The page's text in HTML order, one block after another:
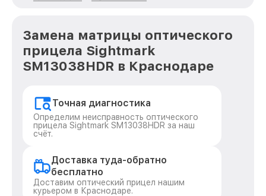
Замена матрицы оптического
прицела Sightmark
SM13038HDR в Краснодаре
Точная диагностика
Определим неисправность оптического
прицела Sightmark SM13038HDR за наш
счёт.
Доставка туда-обратно
бесплатно
Доставим оптический прицел нашим
курьером в Краснодаре.